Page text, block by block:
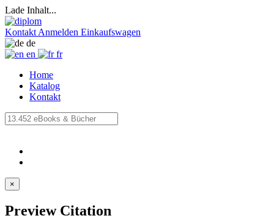
Lade Inhalt...
Kontakt Anmelden Einkaufswagen
de
en
fr
Home
Katalog
Kontakt
×
Preview Citation